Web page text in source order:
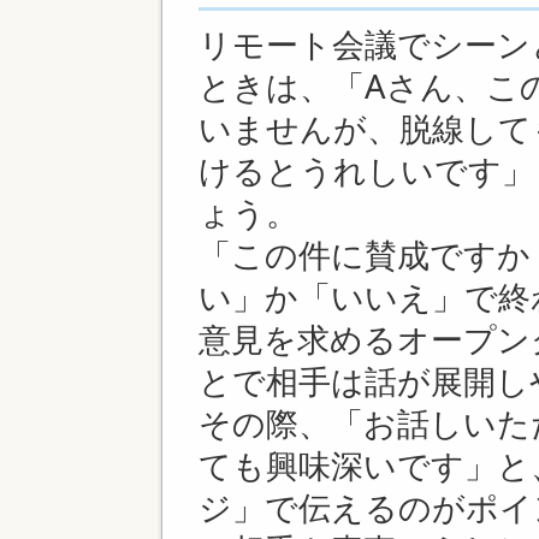
リモート会議でシー
ときは、「Aさん、こ
いませんが、脱線し
けるとうれしいです
ょう。
「この件に賛成です
い」か「いいえ」で
意見を求めるオープ
とで相手は話が展開
その際、「お話しい
ても興味深いです」
ジ」で伝えるのがポ